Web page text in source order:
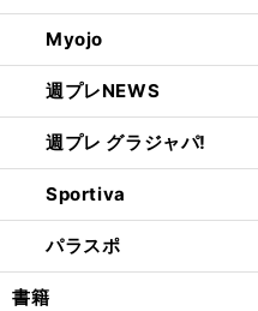
Myojo
週プレNEWS
週プレ グラジャパ!
Sportiva
パラスポ
書籍